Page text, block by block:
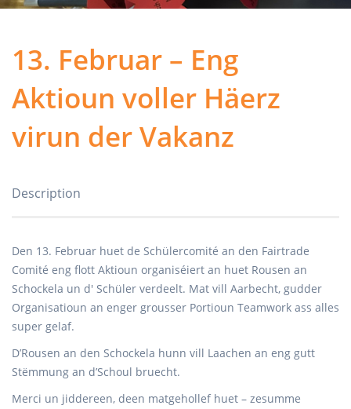
13. Februar – Eng
Aktioun voller Häerz
virun der Vakanz
Description
Den 13. Februar huet de Schülercomité an den Fairtrade
Comité eng flott Aktioun organiséiert an huet Rousen an
Schockela un d' Schüler verdeelt. Mat vill Aarbecht, gudder
Organisatioun an enger grousser Portioun Teamwork ass alles
super gelaf.
D’Rousen an den Schockela hunn vill Laachen an eng gutt
Stëmmung an d’Schoul bruecht.
Merci un jiddereen, deen matgehollef huet – zesumme